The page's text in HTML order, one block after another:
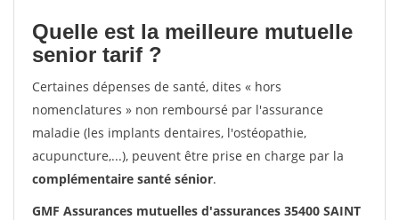
Quelle est la meilleure mutuelle
senior tarif ?
Certaines dépenses de santé, dites « hors
nomenclatures » non remboursé par l'assurance
maladie (les implants dentaires, l'ostéopathie,
acupuncture,...), peuvent être prise en charge par la
complémentaire santé sénior.
GMF Assurances mutuelles d'assurances 35400 SAINT